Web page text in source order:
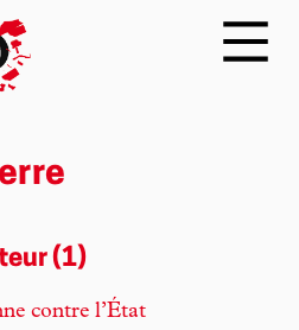
(1)
contre l’État